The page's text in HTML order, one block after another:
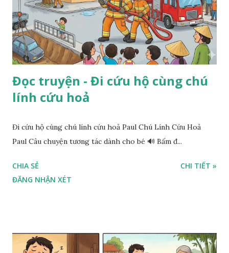
Đọc truyện - Đi cứu hộ cùng chú
lính cứu hoả
Đi cứu hộ cùng chú lính cứu hoả Paul Chú Lính Cứu Hoả
Paul Câu chuyện tương tác dành cho bé 🔊 Bấm đ...
CHIA SẺ
ĐĂNG NHẬN XÉT
CHI TIẾT »